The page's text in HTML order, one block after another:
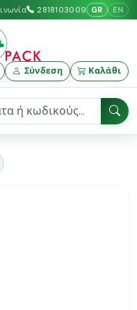
2818103009 GR EN
Σύνδεση Καλάθι